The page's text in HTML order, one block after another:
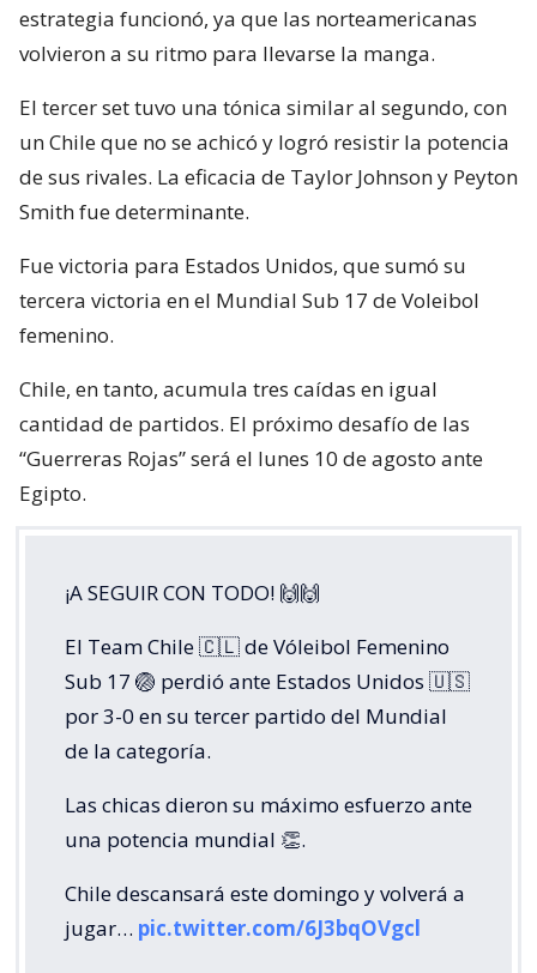
estrategia funcionó, ya que las norteamericanas
volvieron a su ritmo para llevarse la manga.
El tercer set tuvo una tónica similar al segundo, con
un Chile que no se achicó y logró resistir la potencia
de sus rivales. La eficacia de Taylor Johnson y Peyton
Smith fue determinante.
Fue victoria para Estados Unidos, que sumó su
tercera victoria en el Mundial Sub 17 de Voleibol
femenino.
Chile, en tanto, acumula tres caídas en igual
cantidad de partidos. El próximo desafío de las
“Guerreras Rojas” será el lunes 10 de agosto ante
Egipto.
¡A SEGUIR CON TODO! 🙌🙌
El Team Chile 🇨🇱 de Vóleibol Femenino
Sub 17 🏐 perdió ante Estados Unidos 🇺🇸
por 3-0 en su tercer partido del Mundial
de la categoría.
Las chicas dieron su máximo esfuerzo ante
una potencia mundial 👏.
Chile descansará este domingo y volverá a
jugar… pic.twitter.com/6J3bqOVgcl